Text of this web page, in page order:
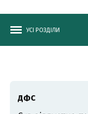
УСІ РОЗДІЛИ
ДФС